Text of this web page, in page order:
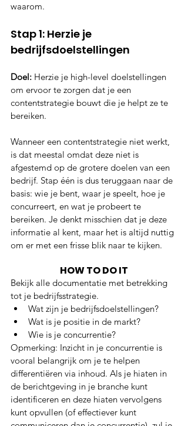
waarom.
Stap 1: Herzie je
bedrijfsdoelstellingen
Doel: Herzie je high-level doelstellingen
om ervoor te zorgen dat je een
contentstrategie bouwt die je helpt ze te
bereiken.
Wanneer een contentstrategie niet werkt,
is dat meestal omdat deze niet is
afgestemd op de grotere doelen van een
bedrijf. Stap één is dus teruggaan naar de
basis: wie je bent, waar je speelt, hoe je
concurreert, en wat je probeert te
bereiken. Je denkt misschien dat je deze
informatie al kent, maar het is altijd nuttig
om er met een frisse blik naar te kijken.
HOW TO DO IT
Bekijk alle documentatie met betrekking
tot je bedrijfsstrategie.
Wat zijn je bedrijfsdoelstellingen?
Wat is je positie in de markt?
Wie is je concurrentie?
Opmerking: Inzicht in je concurrentie is
vooral belangrijk om je te helpen
differentiëren via inhoud. Als je hiaten in
de berichtgeving in je branche kunt
identificeren en deze hiaten vervolgens
kunt opvullen (of effectiever kunt